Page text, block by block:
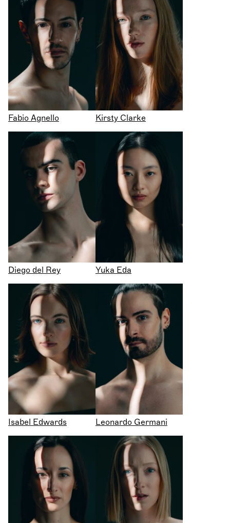
Fabio Agnello Kirsty Clarke
Diego del Rey Yuka Eda
Isabel Edwards Leonardo Germani